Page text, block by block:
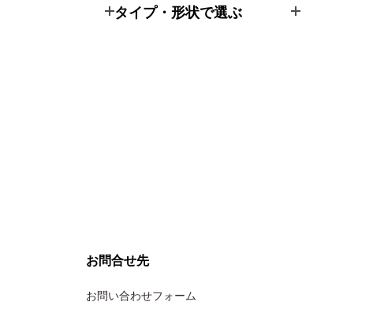
タイプ・形状で選ぶ
お問合せ先
お問い合わせフォーム